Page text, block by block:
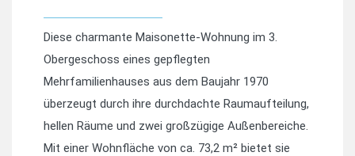
Diese charmante Maisonette-Wohnung im 3.
Obergeschoss eines gepflegten
Mehrfamilienhauses aus dem Baujahr 1970
überzeugt durch ihre durchdachte Raumaufteilung,
hellen Räume und zwei großzügige Außenbereiche.
Mit einer Wohnfläche von ca. 73,2 m² bietet sie